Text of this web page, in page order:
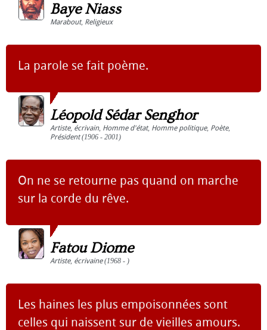
Baye Niass
Marabout, Religieux
La parole se fait poème.
Léopold Sédar Senghor
Artiste, écrivain, Homme d'état, Homme politique, Poète,
Président(1906 - 2001)
On ne se retourne pas quand on marche
sur la corde du rêve.
Fatou Diome
Artiste, écrivaine(1968 - )
Les haines les plus empoisonnées sont
celles qui naissent sur de vieilles amours.